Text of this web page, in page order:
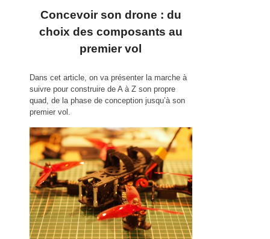
Concevoir son drone : du
choix des composants au
premier vol
Dans cet article, on va présenter la marche à
suivre pour construire de A à Z son propre
quad, de la phase de conception jusqu’à son
premier vol.